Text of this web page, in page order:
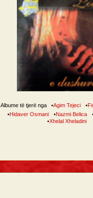
Albume të tjerë nga •Agim Tejeci •
•Hidaver Osmani •Nazmi Belica
•Xhelal Xheladini